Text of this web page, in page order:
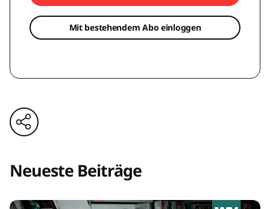
Mit bestehendem Abo einloggen
Neueste Beiträge